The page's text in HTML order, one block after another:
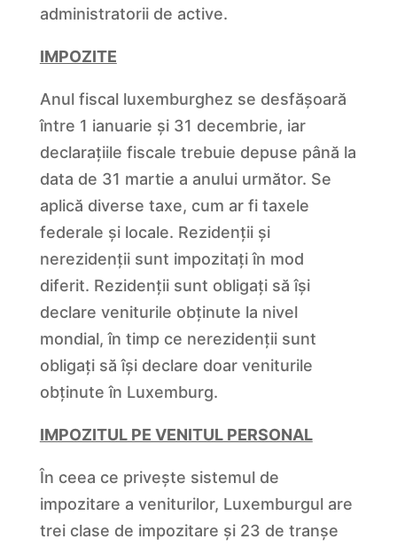
administratorii de active.
IMPOZITE
Anul fiscal luxemburghez se desfășoară
între 1 ianuarie și 31 decembrie, iar
declarațiile fiscale trebuie depuse până la
data de 31 martie a anului următor. Se
aplică diverse taxe, cum ar fi taxele
federale și locale. Rezidenții și
nerezidenții sunt impozitați în mod
diferit. Rezidenții sunt obligați să își
declare veniturile obținute la nivel
mondial, în timp ce nerezidenții sunt
obligați să își declare doar veniturile
obținute în Luxemburg.
IMPOZITUL PE VENITUL PERSONAL
În ceea ce privește sistemul de
impozitare a veniturilor, Luxemburgul are
trei clase de impozitare și 23 de tranșe